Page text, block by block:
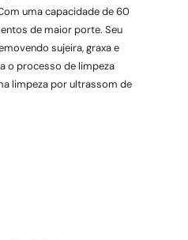
uma capacidade de 60
de maior porte. Seu
sujeira, graxa e
o processo de limpeza
limpeza por ultrassom de